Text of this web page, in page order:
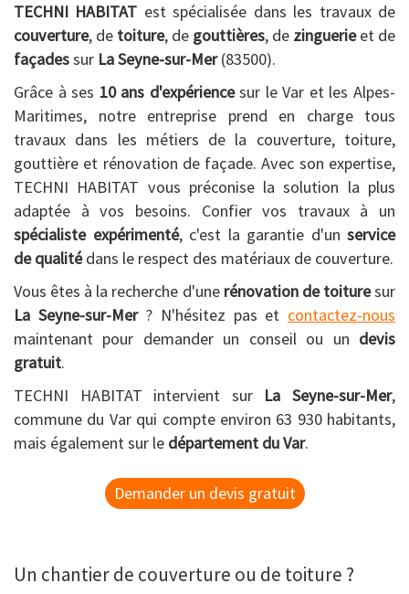
TECHNI HABITAT est spécialisée dans les travaux de
couverture, de toiture, de gouttières, de zinguerieet de
façadessur La Seyne-sur-Mer(83500).
Grâce à ses 10 ans d'expériencesur le Var et les Alpes-
Maritimes, notre entreprise prend en charge tous
travaux dans les métiers de la couverture, toiture,
gouttière et rénovation de façade. Avec son expertise,
TECHNI HABITAT vous préconise la solution la plus
adaptée à vos besoins. Confier vos travaux à un
spécialiste expérimenté, c'est la garantie d'un service
de qualitédans le respect des matériaux de couverture.
Vous êtes à la recherche d'une rénovation de toituresur
La Seyne-sur-Mer? N'hésitez pas et contactez-nous
maintenant pour demander un conseil ou un devis
gratuit.
TECHNI HABITAT intervient sur La Seyne-sur-Mer,
commune du Var qui compte environ 63 930 habitants,
mais également sur le département du Var.
Demander un devis gratuit
Un chantier de couverture ou de toiture ?